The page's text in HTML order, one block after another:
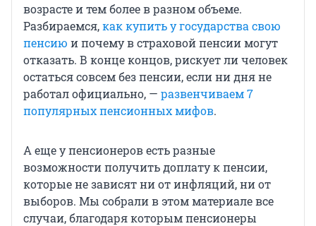
возрасте и тем более в разном объеме.
Разбираемся,как купить у государства свою
пенсию и почему в страховой пенсии могут
отказать. В конце концов, рискует ли человек
остаться совсем без пенсии, если ни дня не
работал официально, — развенчиваем 7
популярных пенсионных мифов.
А еще у пенсионеров есть разные
возможности получить доплату к пенсии,
которые не зависят ни от инфляций, ни от
выборов. Мы собрали в этом материале все
случаи, благодаря которым пенсионеры